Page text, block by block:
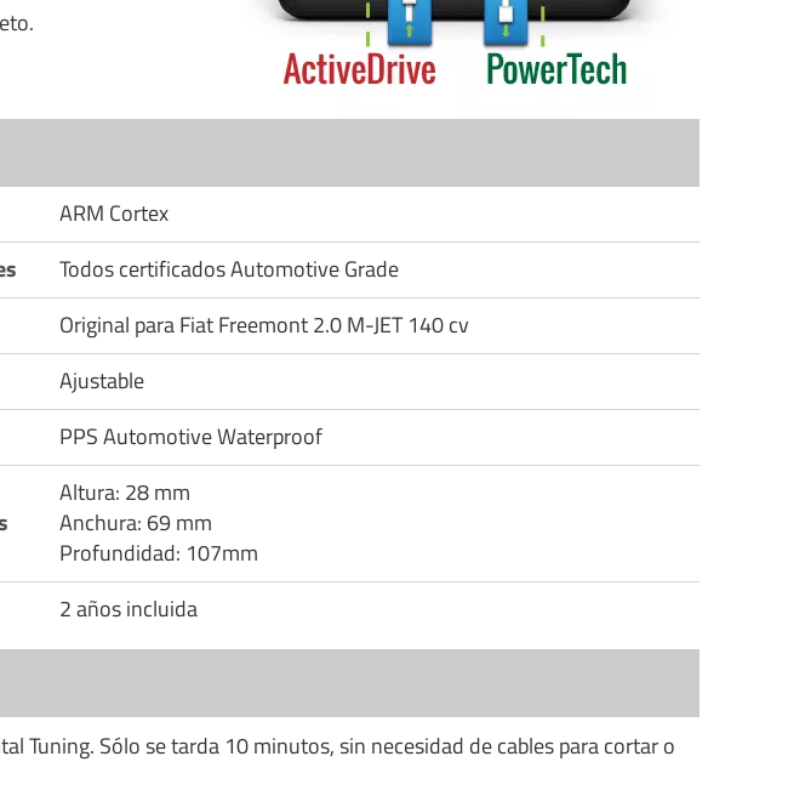
ARM Cortex
Todos certificados Automotive Grade
Original para Fiat Freemont 2.0 M-JET 140 cv
Ajustable
PPS Automotive Waterproof
Altura: 28 mm
Anchura: 69 mm
Profundidad: 107mm
2 años incluida
Tuning. Sólo se tarda 10 minutos, sin necesidad de cables para cortar o